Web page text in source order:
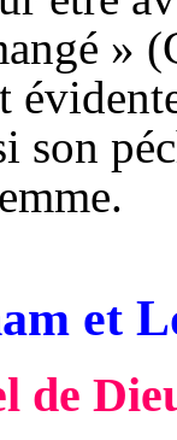
» (
son
et
de